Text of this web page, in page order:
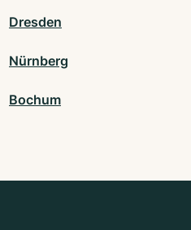
Dresden
Nürnberg
Bochum